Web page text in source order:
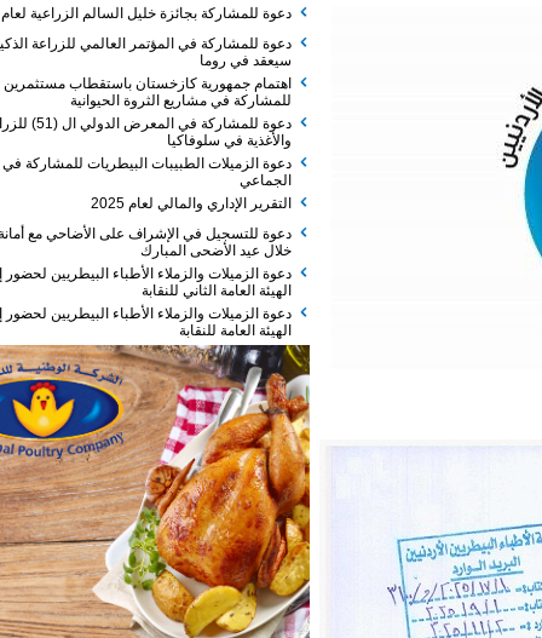
دعوة للمشاركة بجائزة خليل السالم الزراعية لعام 2026
دعوة للمشاركة في المؤتمر العالمي للزراعة الذكية الذي
سيعقد في روما
اهتمام جمهورية كازخستان باستقطاب مستثمرين
للمشاركة في مشاريع الثروة الحيوانية
دعوة للمشاركة في المعرض الدولي ال (51) للزراعة
والأغذية في سلوفاكيا
دعوة الزميلات الطبيبات البيطريات للمشاركة في الفطور
التقرير الإداري والمالي لعام 2025
دعوة للتسجيل في الإشراف على الأضاحي مع أمانة عمان
خلال عيد الأضحى المبارك
دعوة الزميلات والزملاء الأطباء البيطريين لحضور إجتماع
الهيئة العامة الثاني للنقابة
دعوة الزميلات والزملاء الأطباء البيطريين لحضور إجتماع
الهيئة العامة للنقابة